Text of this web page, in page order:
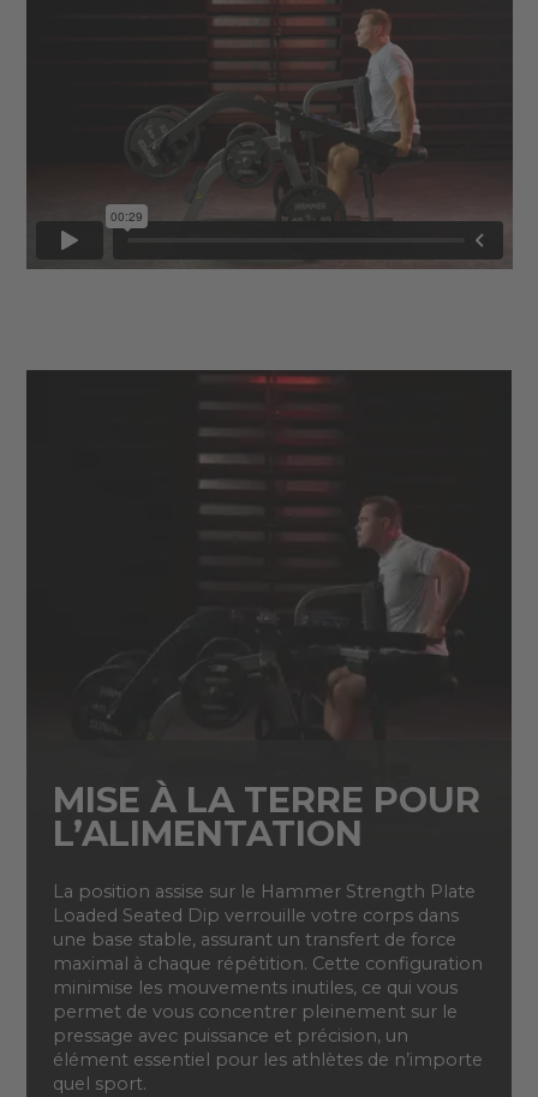
MISE À LA TERRE POUR
L’ALIMENTATION
La position assise sur le Hammer Strength Plate
Loaded Seated Dip verrouille votre corps dans
une base stable, assurant un transfert de force
maximal à chaque répétition. Cette configuration
minimise les mouvements inutiles, ce qui vous
permet de vous concentrer pleinement sur le
pressage avec puissance et précision, un
élément essentiel pour les athlètes de n’importe
quel sport.